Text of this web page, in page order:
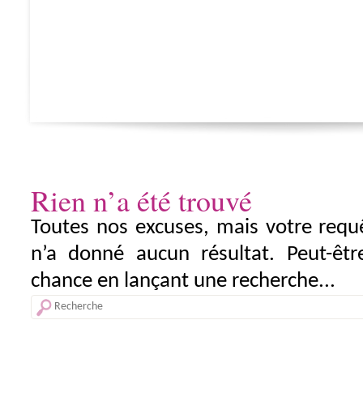
Rien n’a été trouvé
Toutes nos excuses, mais votre
n’a donné aucun résultat. Peut-
chance en lançant une recherche...
Recherche